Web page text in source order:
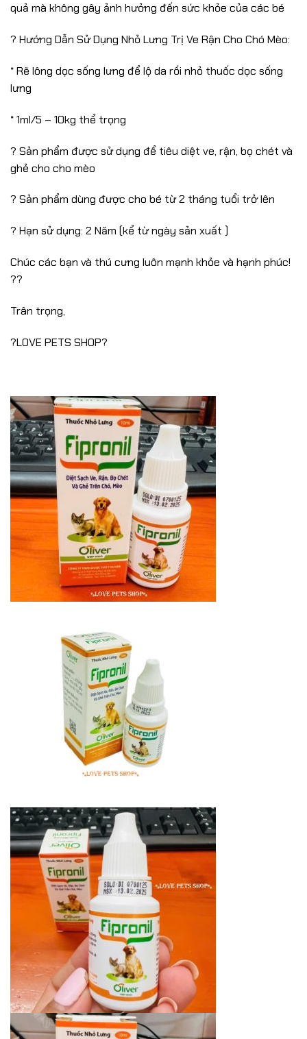
quả mà không gây ảnh hưởng đến sức khỏe của các bé
? Hướng Dẫn Sử Dụng Nhỏ Lưng Trị Ve Rận Cho Chó Mèo:
* Rẽ lông dọc sống lưng để lộ da rồi nhỏ thuốc dọc sống
lưng
* 1ml/5 – 10kg thể trọng
? Sản phẩm được sử dụng để tiêu diệt ve, rận, bọ chét và
ghẻ cho cho mèo
? Sản phẩm dùng được cho bé từ 2 tháng tuổi trở lên
? Hạn sử dụng: 2 Năm (kể từ ngày sản xuất )
Chúc các bạn và thú cưng luôn mạnh khỏe và hạnh phúc!
??
Trân trọng,
?LOVE PETS SHOP?